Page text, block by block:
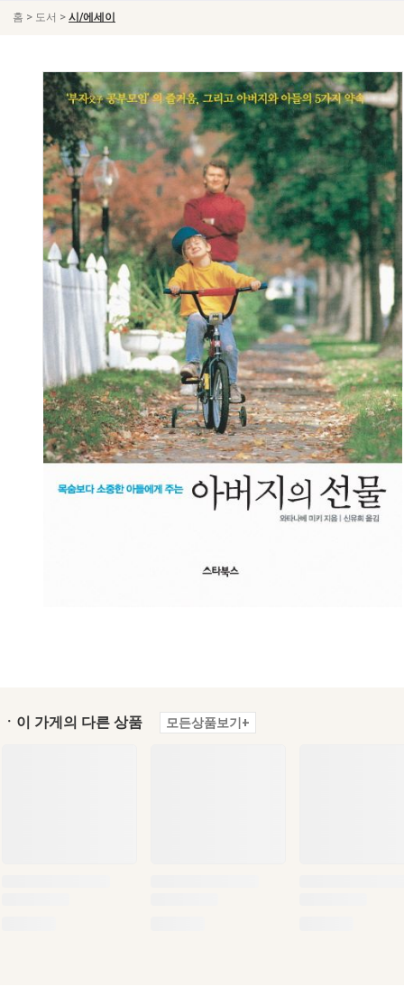
홈 > 도서 > 시/에세이
ㆍ이 가게의 다른 상품 모든상품보기+